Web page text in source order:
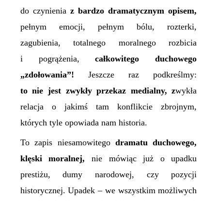
do czynienia z bardzo dramatycznym opisem,
pełnym emocji, pełnym bólu, rozterki,
zagubienia, totalnego moralnego rozbicia
i pogrążenia,całkowitego duchowego
„zdołowania”! Jeszcze raz podkreślmy:
to nie jest zwykły przekaz medialny, zwykła
relacja o jakimś tam konflikcie zbrojnym,
których tyle opowiada nam historia.
To zapis niesamowitego dramatu duchowego,
klęski moralnej, nie mówiąc już o upadku
prestiżu,dumy narodowej, czy pozycji
historycznej. Upadek – we wszystkim możliwych